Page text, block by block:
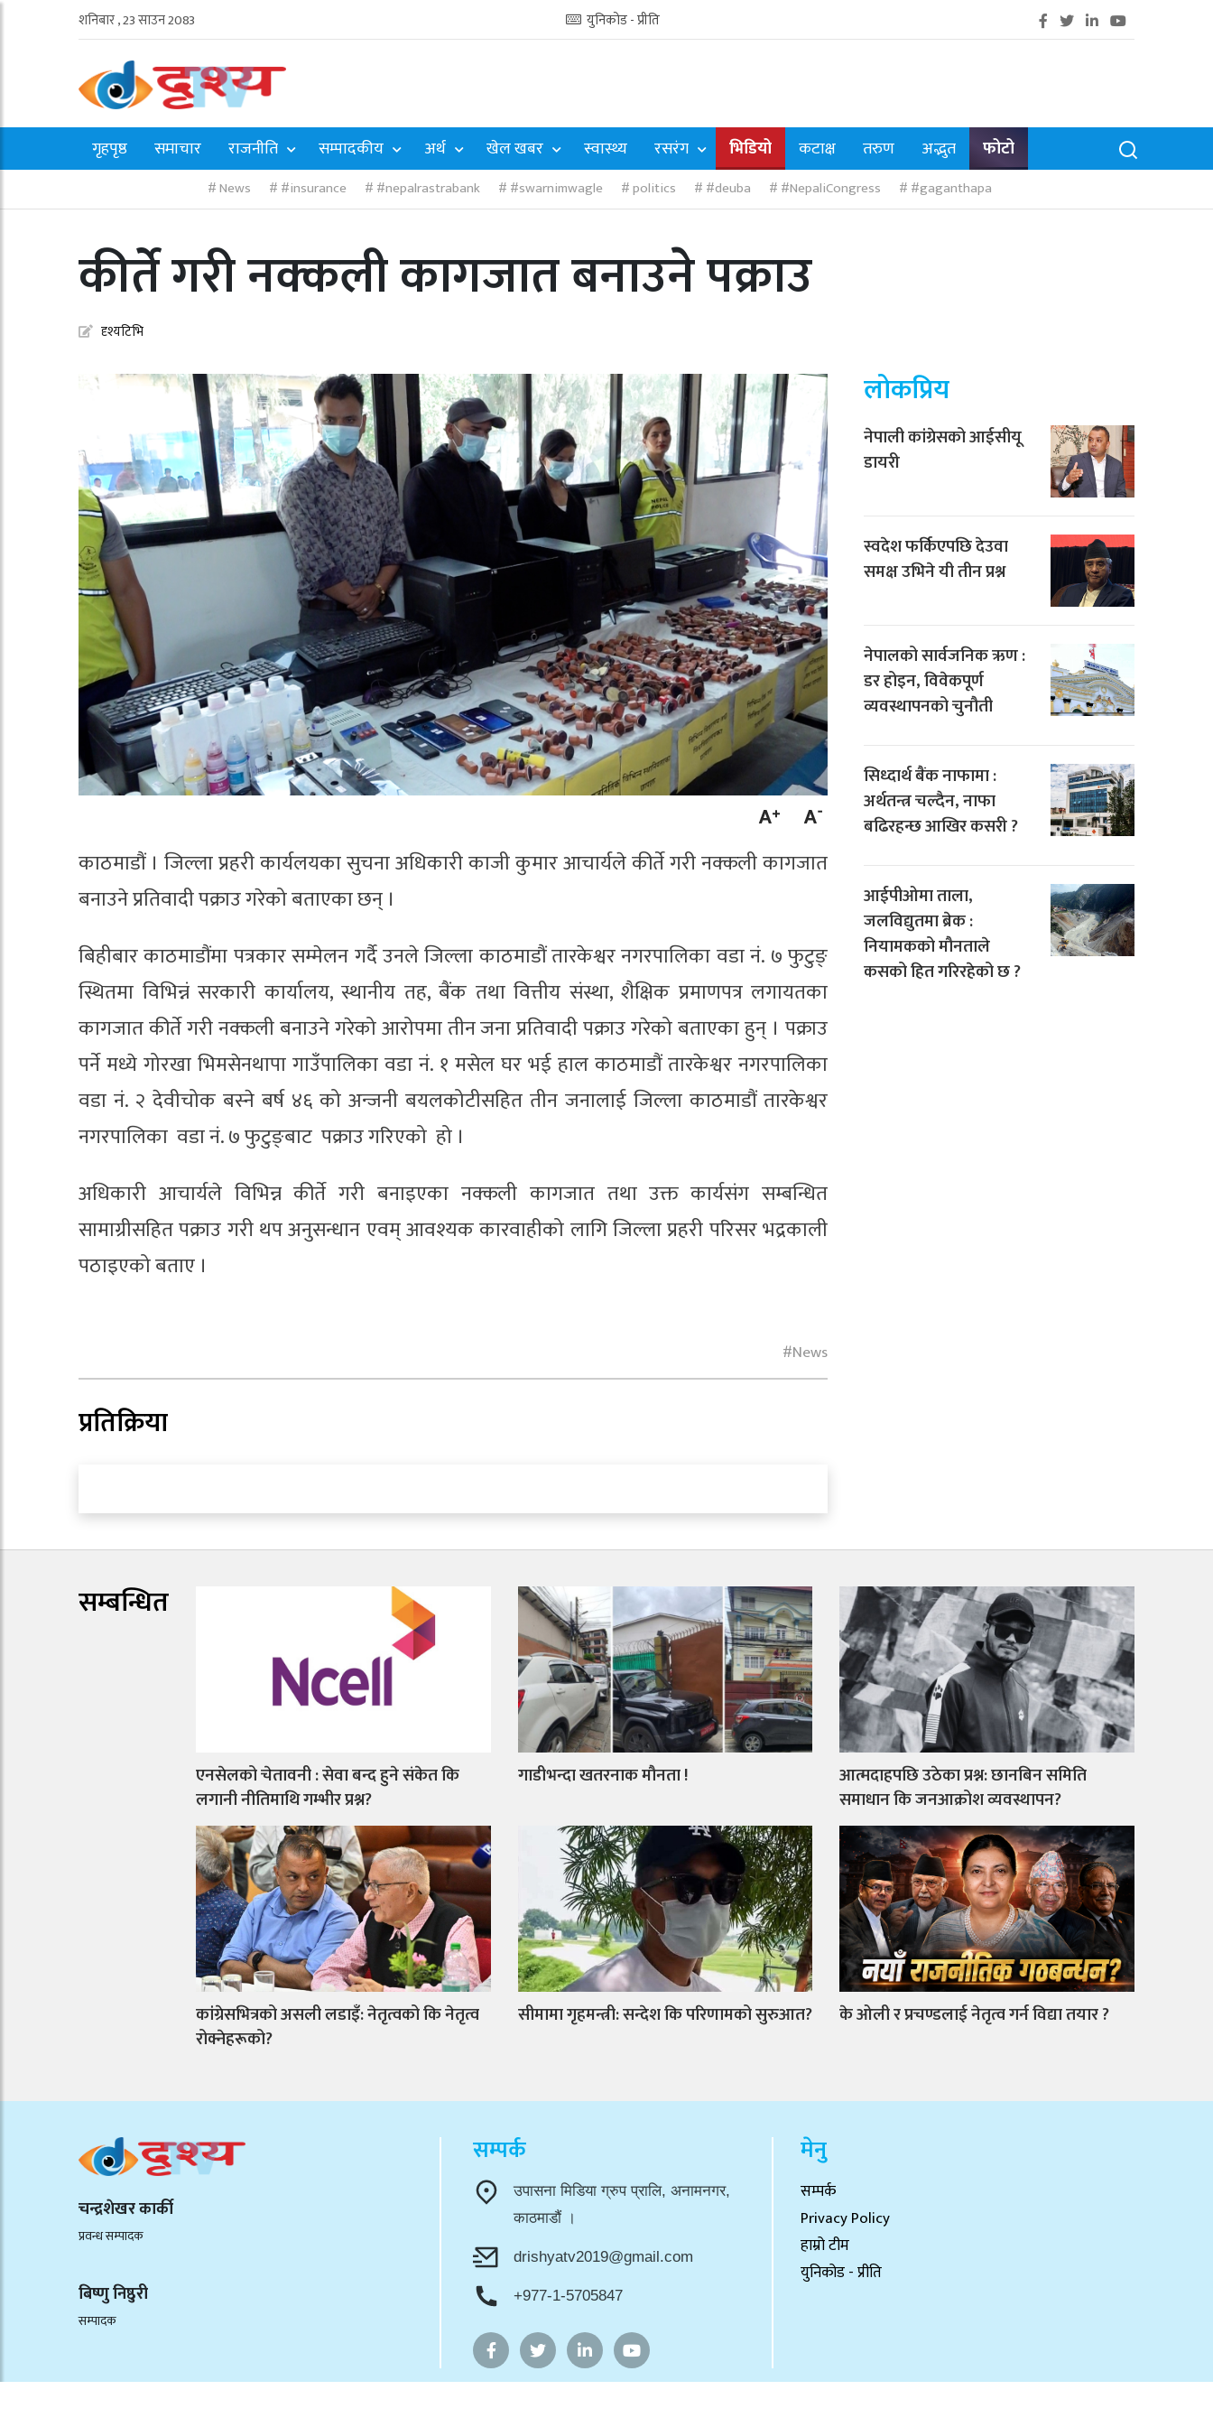
शनिबार , 23 साउन 2083 युनिकोड - प्रीति
गृहपृष्ठ समाचार राजनीति सम्पादकीय अर्थ खेल खबर स्वास्थ्य रसरंग भिडियो कटाक्ष तरुण अद्भुत फोटो
News #insurance #nepalrastrabank #swarnimwagle politics #deuba #NepaliCongress #gaganthapa
कीर्ते गरी नक्कली कागजात बनाउने पक्राउ
दृश्यटिभि
काठमाडौं । जिल्ला प्रहरी कार्यलयका सुचना अधिकारी काजी कुमार आचार्यले कीर्ते गरी नक्कली कागजात
बनाउने प्रतिवादी पक्राउ गरेको बताएका छन् ।
बिहीबार काठमाडौंमा पत्रकार सम्मेलन गर्दै उनले जिल्ला काठमाडौं तारकेश्वर नगरपालिका वडा नं. ७ फुटुङ्
स्थितमा विभिन्नं सरकारी कार्यालय, स्थानीय तह, बैंक तथा वित्तीय संस्था, शैक्षिक प्रमाणपत्र लगायतका
कागजात कीर्ते गरी नक्कली बनाउने गरेको आरोपमा तीन जना प्रतिवादी पक्राउ गरेको बताएका हुन् । पक्राउ
पर्ने मध्ये गोरखा भिमसेनथापा गाउँपालिका वडा नं. १ मसेल घर भई हाल काठमाडौं तारकेश्वर नगरपालिका
वडा नं. २ देवीचोक बस्ने बर्ष ४६ को अन्जनी बयलकोटीसहित तीन जनालाई जिल्ला काठमाडौं तारकेश्वर
नगरपालिका वडा नं. ७ फुटुङ्बाट पक्राउ गरिएको हो ।
अधिकारी आचार्यले विभिन्न कीर्ते गरी बनाइएका नक्कली कागजात तथा उक्त कार्यसंग सम्बन्धित
सामाग्रीसहित पक्राउ गरी थप अनुसन्धान एवम् आवश्यक कारवाहीको लागि जिल्ला प्रहरी परिसर भद्रकाली
पठाइएको बताए ।
News
प्रतिक्रिया
लोकप्रिय
नेपाली कांग्रेसको आईसीयू
डायरी
स्वदेश फर्किएपछि देउवा
समक्ष उभिने यी तीन प्रश्न
नेपालको सार्वजनिक ऋण :
डर होइन, विवेकपूर्ण
व्यवस्थापनको चुनौती
सिध्दार्थ बैंक नाफामा :
अर्थतन्त्र चल्दैन, नाफा
बढिरहन्छ आखिर कसरी ?
आईपीओमा ताला,
जलविद्युतमा ब्रेक :
नियामकको मौनताले
कसको हित गरिरहेको छ ?
सम्बन्धित
एनसेलको चेतावनी : सेवा बन्द हुने संकेत कि
लगानी नीतिमाथि गम्भीर प्रश्न?
गाडीभन्दा खतरनाक मौनता !
आत्मदाहपछि उठेका प्रश्न: छानबिन समिति
समाधान कि जनआक्रोश व्यवस्थापन?
कांग्रेसभित्रको असली लडाइँ: नेतृत्वको कि नेतृत्व
रोक्नेहरूको?
सीमामा गृहमन्त्री: सन्देश कि परिणामको सुरुआत? के ओली र प्रचण्डलाई नेतृत्व गर्न विद्या तयार ?
चन्द्रशेखर कार्की
प्रवन्ध सम्पादक
बिष्णु निष्ठुरी
सम्पादक
सम्पर्क
उपासना मिडिया ग्रुप प्रालि, अनामनगर,
काठमाडौं ।
drishyatv2019@gmail.com
+977-1-5705847
मेनु
सम्पर्क
Privacy Policy
हाम्रो टीम
युनिकोड - प्रीति